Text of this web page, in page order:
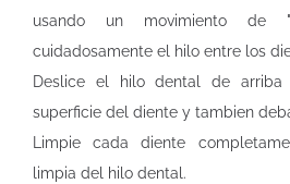
usando un movimiento de
cuidadosamente el hilo entre los
Deslice el hilo dental de
superficie del diente y tambien
Limpie cada diente
limpia del hilo dental.